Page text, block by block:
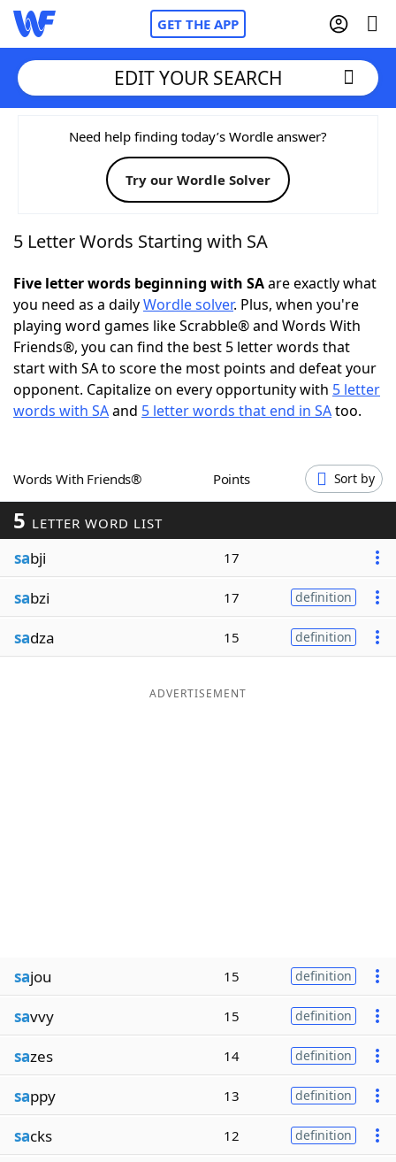
GET THE APP
Home
Words With FriendsCheat
NYT Crossplay Cheat
ScrabbleHelpers
Today's NYT GamesHints & Answers
Word GamesHelpers
Blog
Our Brands
EDIT YOUR SEARCH
Need help finding today’s Wordle answer?
Try our Wordle Solver
5 Letter Words Starting with SA
Five letter words beginning with SAare exactly what
you need as a dailyWordle solver. Plus, when you're
playing word games like Scrabble® and Words With
Friends®, you can find the best 5 letter words that
start with SA to score the most points and defeat your
opponent. Capitalize on every opportunity with 5 letter
words with SAand 5 letter words that end in SAtoo.
Words With Friends® Points Sort by
5 LETTER WORD LIST
sabji 17
sabzi 17 definition
sadza 15 definition
ADVERTISEMENT
sajou 15 definition
savvy 15 definition
sazes 14 definition
sappy 13 definition
sacks 12 definition